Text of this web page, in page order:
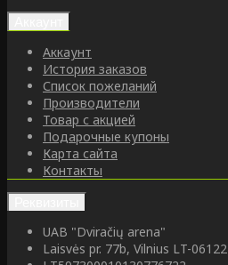
Аккаунт
История заказов
Список пожеланий
Производители
Товар с акцией
Подарочные купоны
Карта сайта
Контакты
UAB "Dviračių arena"
Laisvės pr. 77b, Vilnius LT-06122